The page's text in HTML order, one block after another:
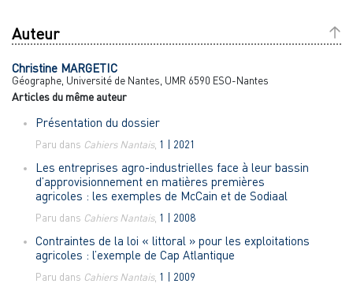
Auteur
Christine MARGETIC
Géographe, Université de Nantes, UMR 6590 ESO-Nantes
Articles du même auteur
Présentation du dossier
Paru dans Cahiers Nantais, 1 | 2021
Les entreprises agro-industrielles face à leur bassin
d’approvisionnement en matières premières
agricoles : les exemples de McCain et de Sodiaal
Paru dans Cahiers Nantais, 1 | 2008
Contraintes de la loi « littoral » pour les exploitations
agricoles : l’exemple de Cap Atlantique
Paru dans Cahiers Nantais, 1 | 2009